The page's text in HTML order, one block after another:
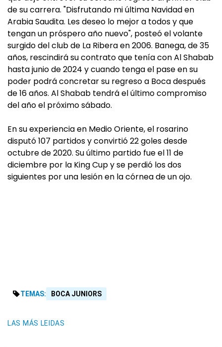
de su carrera. "Disfrutando mi última Navidad en
Arabia Saudita. Les deseo lo mejor a todos y que
tengan un próspero año nuevo", posteó el volante
surgido del club de La Ribera en 2006. Banega, de 35
años, rescindirá su contrato que tenía con Al Shabab
hasta junio de 2024 y cuando tenga el pase en su
poder podrá concretar su regreso a Boca después
de 16 años. Al Shabab tendrá el último compromiso
del año el próximo sábado.
En su experiencia en Medio Oriente, el rosarino
disputó 107 partidos y convirtió 22 goles desde
octubre de 2020. Su último partido fue el 11 de
diciembre por la King Cup y se perdió los dos
siguientes por una lesión en la córnea de un ojo.
TEMAS: BOCA JUNIORS
LAS MÁS LEIDAS